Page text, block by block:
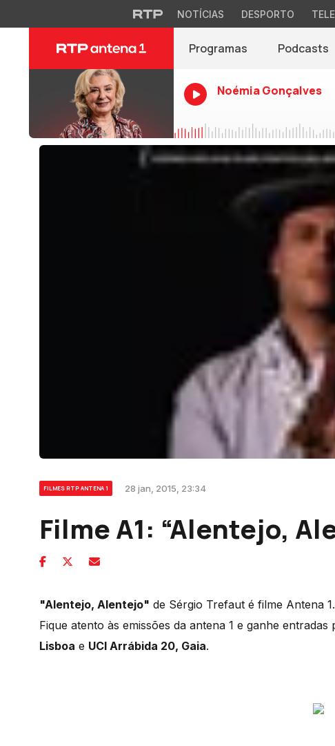
NOTÍCIAS DESPORTO
Programas Podcasts
Noémia Gonçalves
FILMES RTP ANTENA 1 28 jan, 2015, 23:34
Filme A1: “Alentejo,
"Alentejo, Alentejo" de Sérgio Trefaut é filme Antena 1.
Fique atento às emissões da antena 1 e ganhe entradas
Lisboa e UCI Arrábida 20, Gaia.